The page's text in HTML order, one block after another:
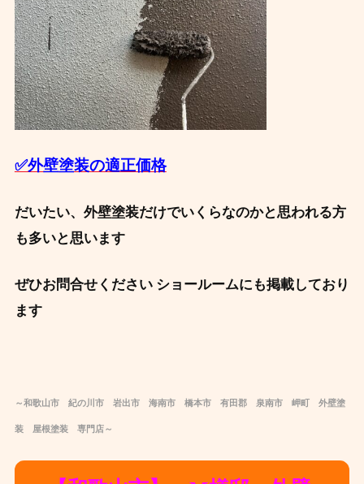
✅外壁塗装の適正価格
だいたい、外壁塗装だけでいくらなのかと思われる方
も多いと思います
ぜひお問合せください ショールームにも掲載しており
ます
～和歌山市 紀の川市 岩出市 海南市 橋本市 有田郡 泉南市 岬町 外壁塗
装 屋根塗装 専門店～